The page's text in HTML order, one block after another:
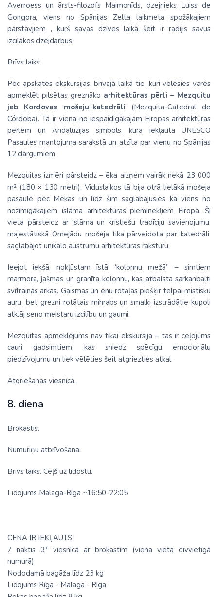
Averroess un ārsts-filozofs Maimonīds, dzejnieks Luiss de
Gongora, viens no Spānijas Zelta laikmeta spožākajiem
pārstāvjiem , kurš savas dzīves laikā šeit ir radījis savus
izcilākos dzejdarbus.
Brīvs laiks.
Pēc apskates ekskursijas, brīvajā laikā tie, kuri vēlēsies varēs
apmeklēt pilsētas greznāko arhitektūras pērli – Mezquitu
jeb Kordovas mošeju-katedrāli (Mezquita-Catedral de
Córdoba). Tā ir viena no iespaidīgākajām Eiropas arhitektūras
pērlēm un Andalūzijas simbols, kura iekļauta UNESCO
Pasaules mantojuma sarakstā un atzīta par vienu no Spānijas
12 dārgumiem
Mezquitas izmēri pārsteidz – ēka aizņem vairāk nekā 23 000
m² (180 × 130 metri). Viduslaikos tā bija otrā lielākā mošeja
pasaulē pēc Mekas un līdz šim saglabājusies kā viens no
nozīmīgākajiem islāma arhitektūras pieminekļiem Eiropā. Šī
vieta pārsteidz ar islāma un kristiešu tradīciju savienojumu:
majestātiskā Omejādu mošeja tika pārveidota par katedrāli,
saglabājot unikālo austrumu arhitektūras raksturu.
Ieejot iekšā, nokļūstam īstā “kolonnu mežā” – simtiem
marmora, jašmas un granīta kolonnu, kas atbalsta sarkanbalti
svītrainās arkas. Gaismas un ēnu rotaļas piešķir telpai mistisku
auru, bet grezni rotātais mihrabs un smalki izstrādātie kupoli
atklāj seno meistaru izcilību un gaumi.
Mezquitas apmeklējums nav tikai ekskursija – tas ir ceļojums
cauri gadsimtiem, kas sniedz spēcīgu emocionālu
piedzīvojumu un liek vēlēties šeit atgriezties atkal.
Atgriešanās viesnīcā.
8. diena
Brokastis.
Numuriņu atbrīvošana.
Brīvs laiks. Ceļš uz lidostu.
Lidojums Malaga-Rīga ~16:50-22:05
CENĀ IR IEKĻAUTS
7 naktis 3* viesnīcā ar brokastīm (viena vieta divvietīgā
numurā)
Nododamā bagāža līdz 23 kg
Lidojums Rīga - Malaga - Rīga